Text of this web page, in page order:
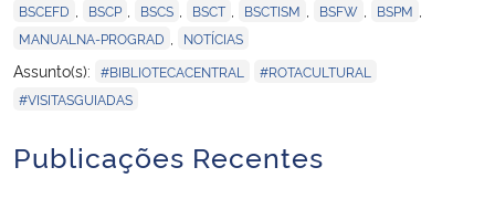
BSCEFD BSCP BSCS BSCT BSCTISM BSFW BSPM
MANUALNA-PROGRAD NOTÍCIAS
Assunto(s): #BIBLIOTECACENTRAL #ROTACULTURAL
#VISITASGUIADAS
Publicações Recentes